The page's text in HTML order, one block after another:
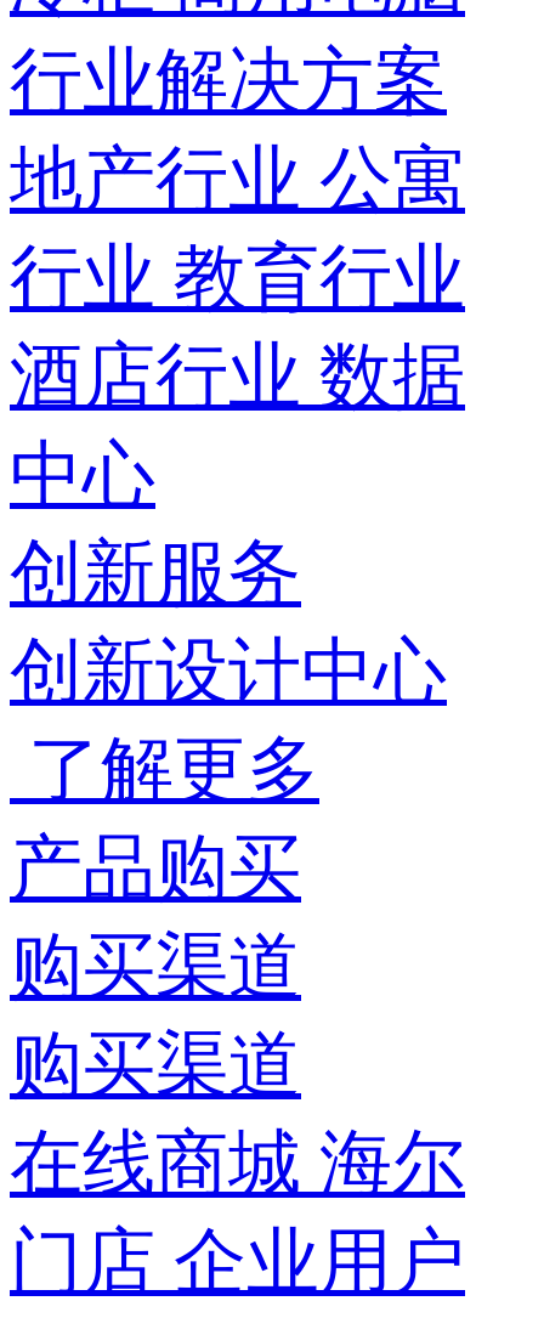
行业解决方案
地产行业 公寓
行业 教育行业
酒店行业 数据
中心
创新服务
创新设计中心
了解更多
产品购买
购买渠道
购买渠道
在线商城 海尔
门店 企业用户